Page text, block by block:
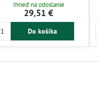
selektívne herbicídy pre dlhodobý
efekt až 2 mesiace. Prevzdušňuje
pôdu a podporuje zdravý rast
trávnika. Vhodné pre záhrady a
Ihneď na odoslanie
29,51 €
Do košíka